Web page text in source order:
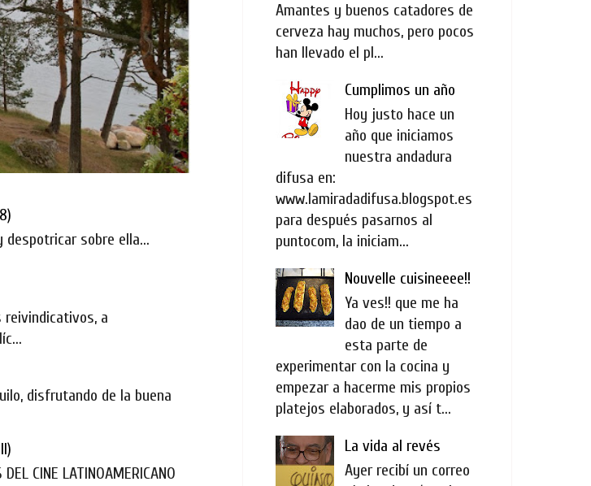
sobre ella...
a
disfrutando de la buena
CINE LATINOAMERICANO
Amantes y buenos catadores de
cerveza hay muchos, pero pocos
han llevado el pl...
Cumplimos un año
Hoy justo hace un
año que iniciamos
nuestra andadura
difusa en:
www.lamiradadifusa.blogspot.es
para después pasarnos al
puntocom, la iniciam...
Nouvelle cuisineeee!!
Ya ves!! que me ha
dao de un tiempo a
esta parte de
experimentar con la cocina y
empezar a hacerme mis propios
platejos elaborados, y así t...
La vida al revés
Ayer recibí un correo